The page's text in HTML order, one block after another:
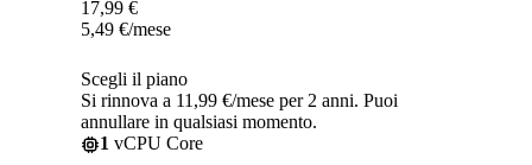
17,99 €
5,49 €/mese
Scegli il piano
Si rinnova a 11,99 €/mese per 2 anni. Puoi
annullare in qualsiasi momento.
1 vCPU Core